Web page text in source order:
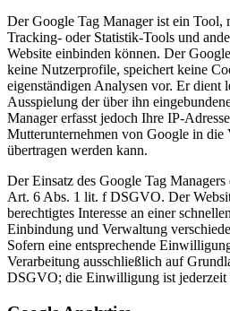
Der Google Tag Manager ist ein Tool,
Tracking- oder Statistik-Tools und
Website einbinden können. Der
keine Nutzerprofile, speichert keine
eigenständigen Analysen vor. Er dient
Ausspielung der über ihn
Manager erfasst jedoch Ihre IP-
Mutterunternehmen von Google in die
übertragen werden kann.
Der Einsatz des Google Tag
Art. 6 Abs. 1 lit. f DSGVO. Der
berechtigtes Interesse an einer
Einbindung und Verwaltung
Sofern eine entsprechende
Verarbeitung ausschließlich auf
DSGVO; die Einwilligung ist jederzeit